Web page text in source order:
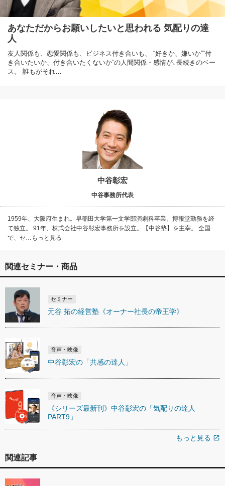
あなただからお願いしたいと思われる 気配りの達
人
友人関係も、恋愛関係も、ビジネス付き合いも、 “好きか、嫌いか”“付
き合いたいか、付き合いたくないか”の人間関係・感情が､長続きのベー
ス。 誰もがそれ…
中谷彰宏
中谷事務所代表
1959年、大阪府生まれ。早稲田大学第一文学部演劇科卒業。博報堂勤務を経
て独立。 91年、株式会社中谷彰宏事務所を設立。【中谷塾】を主宰。 全国
で、セ…もっと見る
関連セミナー・商品
セミナー
元谷 拓の経営塾《オーナー社長の帝王学》
音声・映像
中谷彰宏の「共感の達人」
音声・映像
《シリーズ最新刊》中谷彰宏の「気配りの達人
PART9」
もっと見る open_in_new
関連記事